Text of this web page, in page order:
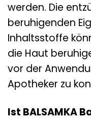
werden. Die
beruhigenden
Inhaltsstoffe
die Haut
vor der
Apotheker zu
Ist BALSAMKA